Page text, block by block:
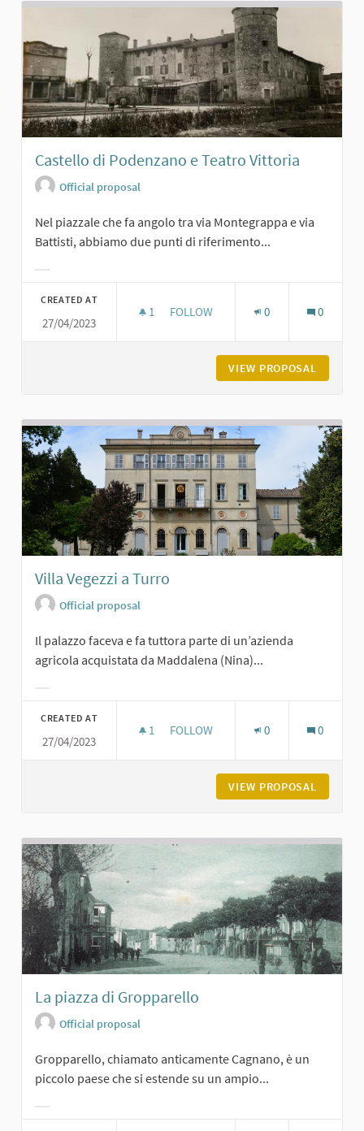
Castello di Podenzano e Teatro Vittoria
Official proposal
Nel piazzale che fa angolo tra via Montegrappa e via
Battisti, abbiamo due punti di riferimento...
CREATED AT
27/04/2023
1 1 FOLLOWER
FOLLOW 0 0
VIEW PROPOSAL
Villa Vegezzi a Turro
Official proposal
Il palazzo faceva e fa tuttora parte di un’azienda
agricola acquistata da Maddalena (Nina)...
CREATED AT
27/04/2023
1 1 FOLLOWER
FOLLOW 0 0
VIEW PROPOSAL
La piazza di Gropparello
Official proposal
Gropparello, chiamato anticamente Cagnano, è un
piccolo paese che si estende su un ampio...